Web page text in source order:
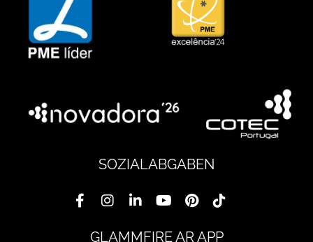
SOZIALABGABEN
GLAMMFIRE AR APP